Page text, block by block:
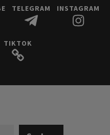
TELEGRAM INSTAGRAM
TIKTOK